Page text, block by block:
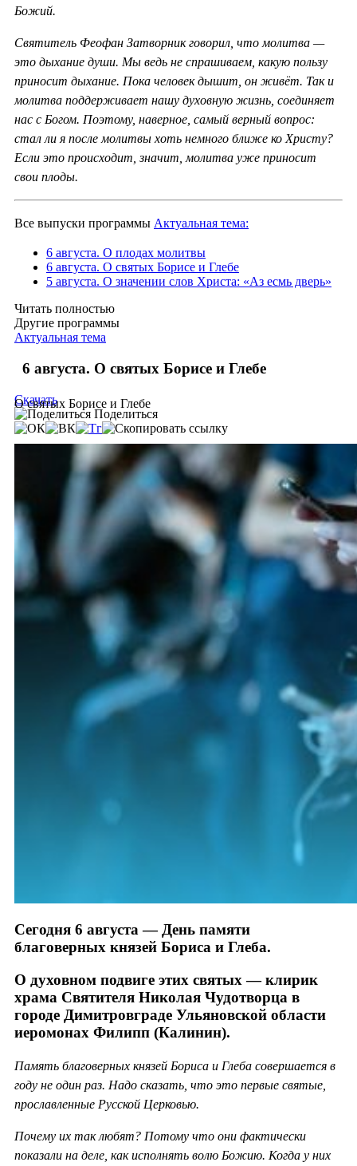
Божий.
Святитель Феофан Затворник говорил, что молитва —
это дыхание души. Мы ведь не спрашиваем, какую пользу
приносит дыхание. Пока человек дышит, он живёт. Так и
молитва поддерживает нашу духовную жизнь, соединяет
нас с Богом. Поэтому, наверное, самый верный вопрос:
стал ли я после молитвы хоть немного ближе ко Христу?
Если это происходит, значит, молитва уже приносит
свои плоды.
Все выпуски программы Актуальная тема:
6 августа. О плодах молитвы
6 августа. О святых Борисе и Глебе
5 августа. О значении слов Христа: «Аз есмь дверь»
Читать полностью
Другие программы
Актуальная тема
6 августа. О святых Борисе и Глебе
О святых Борисе и Глебе
Скачать
Поделиться
Сегодня 6 августа — День памяти
благоверных князей Бориса и Глеба.
О духовном подвиге этих святых — клирик
храма Святителя Николая Чудотворца в
городе Димитровграде Ульяновской области
иеромонах Филипп (Калинин).
Память благоверных князей Бориса и Глеба совершается в
году не один раз. Надо сказать, что это первые святые,
прославленные Русской Церковью.
Почему их так любят? Потому что они фактически
показали на деле, как исполнять волю Божию. Когда у них